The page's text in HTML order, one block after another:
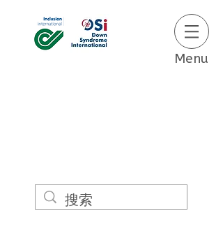
Menu